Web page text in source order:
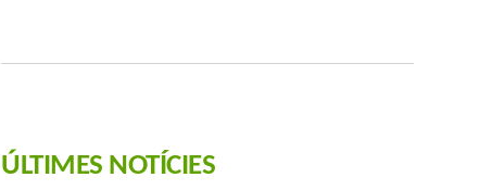
ÚLTIMES NOTÍCIES